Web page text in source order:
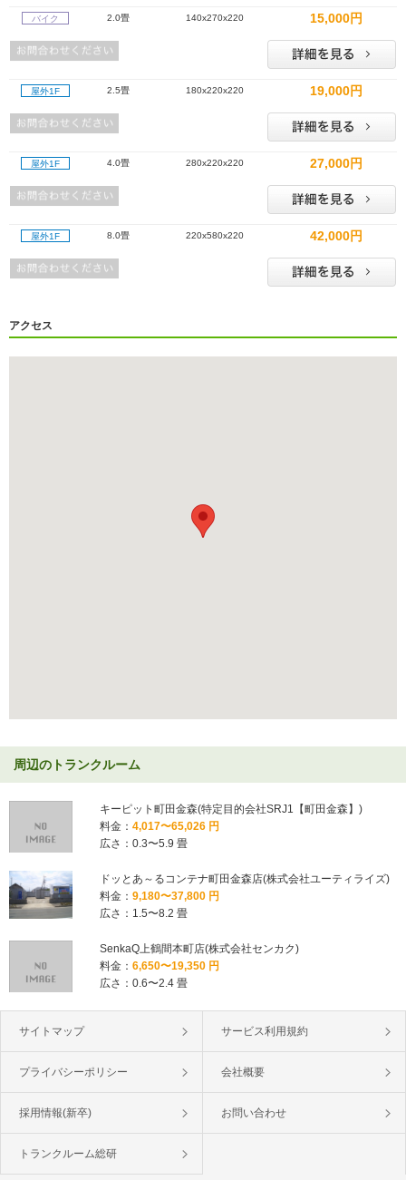
バイク 2.0畳 140x270x220 15,000円
屋外1F 2.5畳 180x220x220 19,000円
屋外1F 4.0畳 280x220x220 27,000円
屋外1F 8.0畳 220x580x220 42,000円
アクセス
周辺のトランクルーム
キーピット町田金森(特定目的会社SRJ1【町田金森】)
料金： 4,017〜65,026 円
広さ：0.3〜5.9 畳
ドッとあ～るコンテナ町田金森店(株式会社ユーティライズ)
料金： 9,180〜37,800 円
広さ：1.5〜8.2 畳
SenkaQ上鶴間本町店(株式会社センカク)
料金： 6,650〜19,350 円
広さ：0.6〜2.4 畳
サイトマップ サービス利用規約
プライバシーポリシー 会社概要
採用情報(新卒) お問い合わせ
トランクルーム総研